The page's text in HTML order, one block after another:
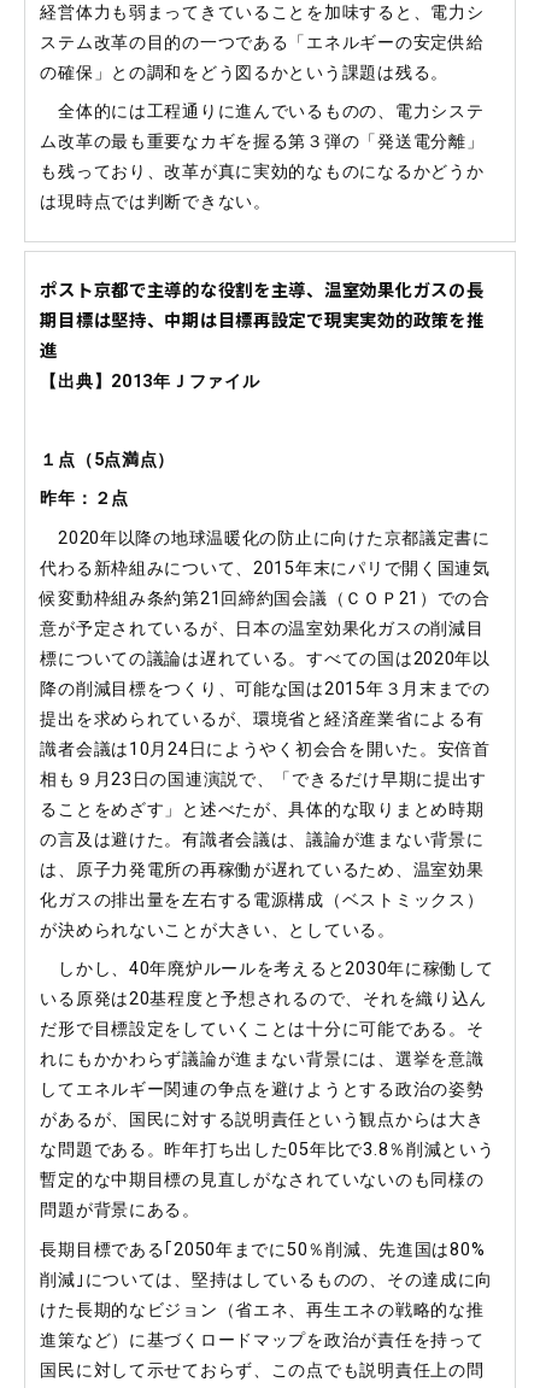
経営体力も弱まってきていることを加味すると、電力シ
ステム改革の目的の一つである「エネルギーの安定供給
の確保」との調和をどう図るかという課題は残る。
全体的には工程通りに進んでいるものの、電力システ
ム改革の最も重要なカギを握る第３弾の「発送電分離」
も残っており、改革が真に実効的なものになるかどうか
は現時点では判断できない。
ポスト京都で主導的な役割を主導、温室効果化ガスの長
期目標は堅持、中期は目標再設定で現実実効的政策を推
進
【出典】2013年Ｊファイル
１点（5点満点）
昨年：２点
2020年以降の地球温暖化の防止に向けた京都議定書に
代わる新枠組みについて、2015年末にパリで開く国連気
候変動枠組み条約第21回締約国会議（ＣＯＰ21）での合
意が予定されているが、日本の温室効果化ガスの削減目
標についての議論は遅れている。すべての国は2020年以
降の削減目標をつくり、可能な国は2015年３月末までの
提出を求められているが、環境省と経済産業省による有
識者会議は10月24日にようやく初会合を開いた。安倍首
相も９月23日の国連演説で、「できるだけ早期に提出す
ることをめざす」と述べたが、具体的な取りまとめ時期
の言及は避けた。有識者会議は、議論が進まない背景に
は、原子力発電所の再稼働が遅れているため、温室効果
化ガスの排出量を左右する電源構成（ベストミックス）
が決められないことが大きい、としている。
しかし、40年廃炉ルールを考えると2030年に稼働して
いる原発は20基程度と予想されるので、それを織り込ん
だ形で目標設定をしていくことは十分に可能である。そ
れにもかかわらず議論が進まない背景には、選挙を意識
してエネルギー関連の争点を避けようとする政治の姿勢
があるが、国民に対する説明責任という観点からは大き
な問題である。昨年打ち出した05年比で3.8％削減という
暫定的な中期目標の見直しがなされていないのも同様の
問題が背景にある。
長期目標である｢2050年までに50％削減、先進国は80%
削減｣については、堅持はしているものの、その達成に向
けた長期的なビジョン（省エネ、再生エネの戦略的な推
進策など）に基づくロードマップを政治が責任を持って
国民に対して示せておらず、この点でも説明責任上の問